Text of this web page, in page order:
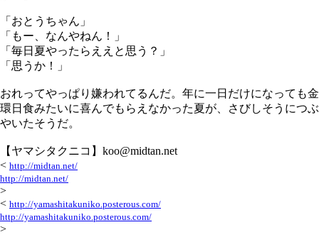
「おとうちゃん」
「もー、なんやねん！」
「毎日夏やったらええと思う？」
「思うか！」
おれってやっぱり嫌われてるんだ。年に一日だけになっても金
環日食みたいに喜んでもらえなかった夏が、さびしそうにつぶ
やいたそうだ。
【ヤマシタクニコ】koo@midtan.net
< http://midtan.net/
http://midtan.net/
>
< http://yamashitakuniko.posterous.com/
http://yamashitakuniko.posterous.com/
>